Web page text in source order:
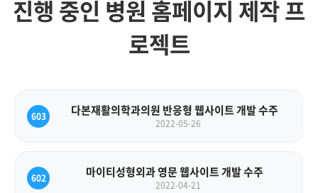
진행 중인 병원 홈페이지 제작 프
로젝트
603 다본재활의학과의원 반응형 웹사이트 개발 수주
2022-05-26
602 마이티성형외과 영문 웹사이트 개발 수주
2022-04-21